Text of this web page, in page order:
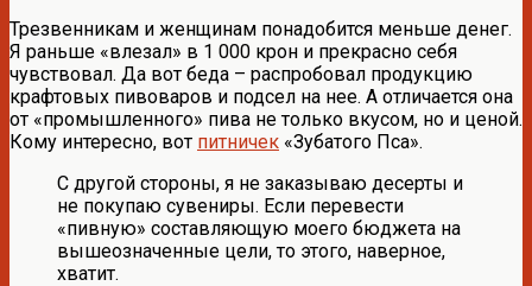
Трезвенникам и женщинам понадобится меньше денег.
Я раньше «влезал» в 1 000 крон и прекрасно себя
чувствовал. Да вот беда – распробовал продукцию
крафтовых пивоваров и подсел на нее. А отличается она
от «промышленного» пива не только вкусом, но и ценой.
Кому интересно, вот питничек «Зубатого Пса».
С другой стороны, я не заказываю десерты и
не покупаю сувениры. Если перевести
«пивную» составляющую моего бюджета на
вышеозначенные цели, то этого, наверное,
хватит.